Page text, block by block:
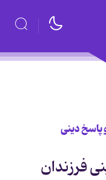
دینی
فرزندان